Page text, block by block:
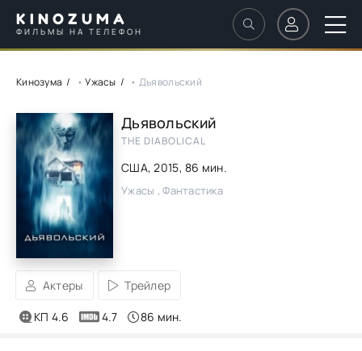
KINOZUMA
ФИЛЬМЫ НА ТЕЛЕФОН
Кинозума •Ужасы • Дьявольский
Дьявольский
THE DIABOLICAL
США,2015, 86 мин.
Ужасы , Фантастика
Актеры Трейлер
КП 4.6 4.7 86 мин.